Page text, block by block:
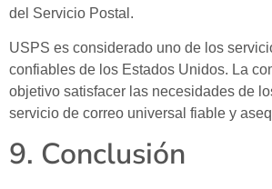
del Servicio Postal.
USPS es considerado uno de los
confiables de los Estados Unidos. La
objetivo satisfacer las necesidades de
servicio de correo universal fiable y
9. Conclusión